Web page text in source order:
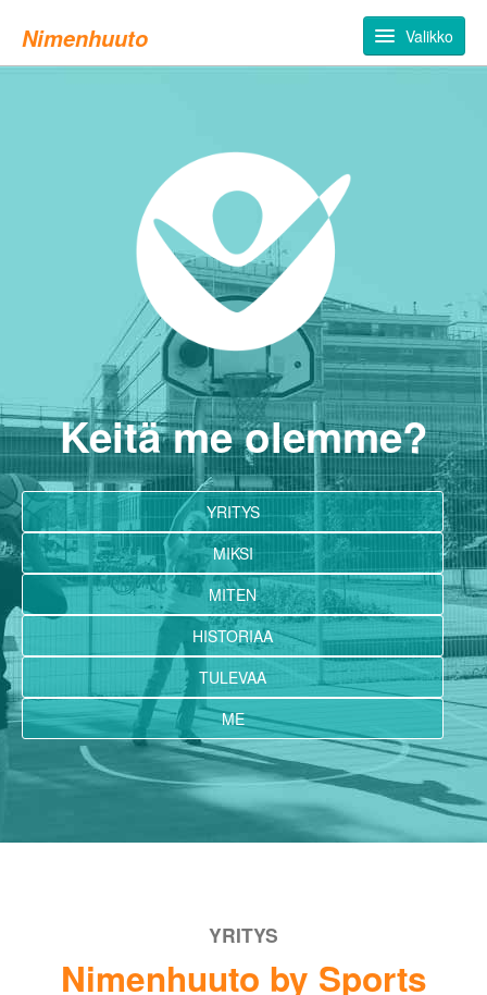
Nimenhuuto Valikko
Kirjaudu jäsensivuille
Keitä me olemme?
YRITYS
MIKSI
MITEN
HISTORIAA
TULEVAA
ME
YRITYS
Nimenhuuto by Sports